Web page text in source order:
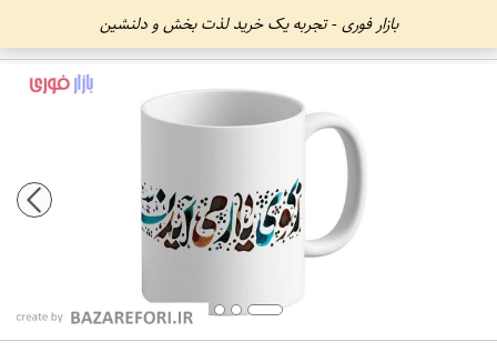
بازار فوری - تجربه یک خرید لذت بخش و دلنشین